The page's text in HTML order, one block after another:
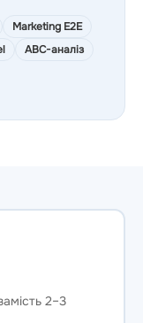
Marketing E2E
ABC-аналіз
2–3